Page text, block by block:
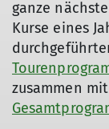
ganze
Kurse eines
zusammen